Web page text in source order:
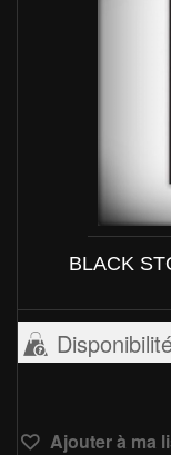
BLACK
Ajouter à ma